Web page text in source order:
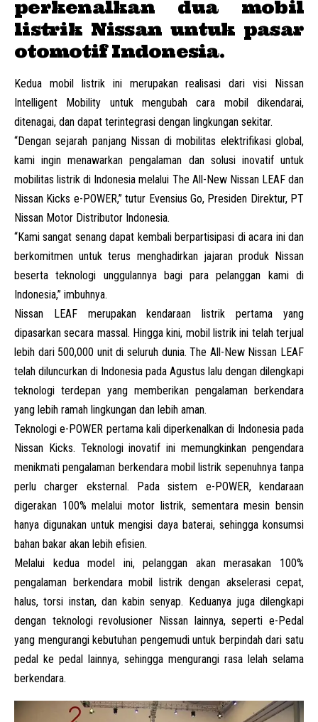
perkenalkan dua mobil
listrik Nissan untuk pasar
otomotif Indonesia.
Kedua mobil listrik ini merupakan realisasi dari visi Nissan
Intelligent Mobility untuk mengubah cara mobil dikendarai,
ditenagai, dan dapat terintegrasi dengan lingkungan sekitar.
“Dengan sejarah panjang Nissan di mobilitas elektrifikasi global,
kami ingin menawarkan pengalaman dan solusi inovatif untuk
mobilitas listrik di Indonesia melalui The All-New Nissan LEAF dan
Nissan Kicks e-POWER,” tutur Evensius Go, Presiden Direktur, PT
Nissan Motor Distributor Indonesia.
“Kami sangat senang dapat kembali berpartisipasi di acara ini dan
berkomitmen untuk terus menghadirkan jajaran produk Nissan
beserta teknologi unggulannya bagi para pelanggan kami di
Indonesia,” imbuhnya.
Nissan LEAF merupakan kendaraan listrik pertama yang
dipasarkan secara massal. Hingga kini, mobil listrik ini telah terjual
lebih dari 500,000 unit di seluruh dunia. The All-New Nissan LEAF
telah diluncurkan di Indonesia pada Agustus lalu dengan dilengkapi
teknologi terdepan yang memberikan pengalaman berkendara
yang lebih ramah lingkungan dan lebih aman.
Teknologi e-POWER pertama kali diperkenalkan di Indonesia pada
Nissan Kicks. Teknologi inovatif ini memungkinkan pengendara
menikmati pengalaman berkendara mobil listrik sepenuhnya tanpa
perlu charger eksternal. Pada sistem e-POWER, kendaraan
digerakan 100% melalui motor listrik, sementara mesin bensin
hanya digunakan untuk mengisi daya baterai, sehingga konsumsi
bahan bakar akan lebih efisien.
Melalui kedua model ini, pelanggan akan merasakan 100%
pengalaman berkendara mobil listrik dengan akselerasi cepat,
halus, torsi instan, dan kabin senyap. Keduanya juga dilengkapi
dengan teknologi revolusioner Nissan lainnya, seperti e-Pedal
yang mengurangi kebutuhan pengemudi untuk berpindah dari satu
pedal ke pedal lainnya, sehingga mengurangi rasa lelah selama
berkendara.